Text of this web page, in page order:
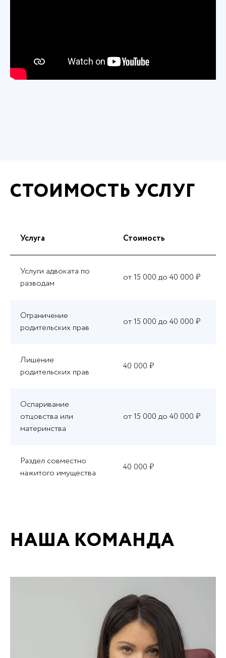
СТОИМОСТЬ УСЛУГ
Услуга Стоимость
Услуги адвоката по
разводам
от 15 000 до 40 000 ₽
Ограничение
родительских прав
от 15 000 до 40 000 ₽
Лишение
родительских прав
40 000 ₽
Оспаривание
отцовства или
материнства
от 15 000 до 40 000 ₽
Раздел совместно
нажитого имущества
40 000 ₽
НАША КОМАНДА